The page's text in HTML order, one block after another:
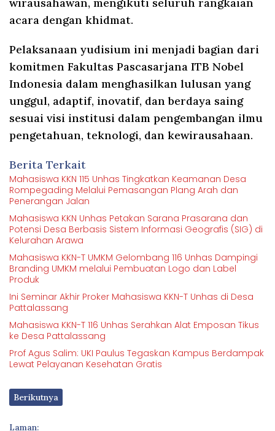
acara dengan khidmat.
Pelaksanaan yudisium ini menjadi bagian dari
komitmen Fakultas Pascasarjana ITB Nobel
Indonesia dalam menghasilkan lulusan yang
unggul, adaptif, inovatif, dan berdaya saing
sesuai visi institusi dalam pengembangan ilmu
pengetahuan, teknologi, dan kewirausahaan.
Berita Terkait
Mahasiswa KKN 115 Unhas Tingkatkan Keamanan Desa
Rompegading Melalui Pemasangan Plang Arah dan
Penerangan Jalan
Mahasiswa KKN Unhas Petakan Sarana Prasarana dan
Potensi Desa Berbasis Sistem Informasi Geografis (SIG) di
Kelurahan Arawa
Mahasiswa KKN-T UMKM Gelombang 116 Unhas Dampingi
Branding UMKM melalui Pembuatan Logo dan Label
Produk
Ini Seminar Akhir Proker Mahasiswa KKN-T Unhas di Desa
Pattalassang
Mahasiswa KKN-T 116 Unhas Serahkan Alat Emposan Tikus
ke Desa Pattalassang
Prof Agus Salim: UKI Paulus Tegaskan Kampus Berdampak
Lewat Pelayanan Kesehatan Gratis
Berikutnya
Laman: